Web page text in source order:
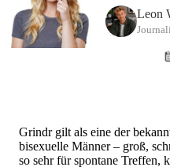
Leon
Grindr gilt als eine der
bisexuelle Männer – groß,
so sehr für spontane Treffen,